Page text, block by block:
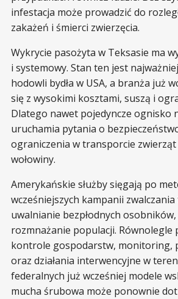
infestacja może prowadzić do
zakażeń i śmierci zwierzęcia.
Wykrycie pasożyta w Teksasie ma
i systemowy. Stan ten jest
hodowli bydła w USA, a branża już
się z wysokimi kosztami, suszą i
Dlatego nawet pojedyncze ognisko
uruchamia pytania o
ograniczenia w transporcie zwierząt
wołowiny.
Amerykańskie służby sięgają po
wcześniejszych kampanii
uwalnianie bezpłodnych
rozmnażanie populacji. Równolegle
kontrole gospodarstw, monitoring,
oraz działania interwencyjne w
federalnych już wcześniej modele
mucha śrubowa może ponownie